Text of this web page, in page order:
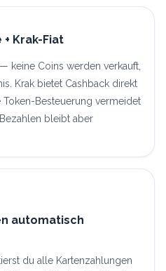
Krak-Fiat
keine Coins werden verkauft,
Krak bietet Cashback direkt
Token-Besteuerung vermeidet
bleibt aber
automatisch
du alle Kartenzahlungen